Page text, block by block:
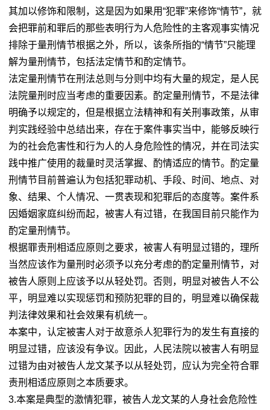
其加以修饰和限制，这是因为如果用“犯罪”来修饰“情节”，就
会把罪前和罪后的那些表明行为人危险性的主客观事实情况
排除于量刑情节根据之外，所以，该条所指的“情节”只能理
解为量刑情节，包括法定情节和酌定情节。
法定量刑情节在刑法总则与分则中均有大量的规定，是人民
法院量刑时应当考虑的重要因素。酌定量刑情节，不是法律
明确予以规定的，但是根据立法精神和有关刑事政策，从审
判实践经验中总结出来，存在于案件事实当中，能够反映行
为的社会危害性和行为人的人身危险性的情况，并在司法实
践中推广使用的裁量时灵活掌握、酌情适应的情节。酌定量
刑情节目前普遍认为包括犯罪动机、手段、时间、地点、对
象、结果、个人情况、一贯表现和犯罪后的态度等。案件系
因婚姻家庭纠纷而起，被害人有过错，在我国目前只能作为
酌定量刑情节。
根据罪责刑相适应原则之要求，被害人有明显过错的，理所
当然应该作为量刑时必须予以充分考虑的酌定量刑情节，对
被告人原则上应该予以从轻处罚。否则，明显对被告人不公
平，明显难以实现惩罚和预防犯罪的目的，明显难以确保裁
判法律效果和社会效果有机统一。
本案中，认定被害人对于故意杀人犯罪行为的发生有直接的
明显过错，应该没有争议。因此，人民法院以被害人有明显
过错为由对被告人龙文某予以从轻处罚，应认为完全符合罪
责刑相适应原则之本质要求。
3.本案是典型的激情犯罪，被告人龙文某的人身社会危险性